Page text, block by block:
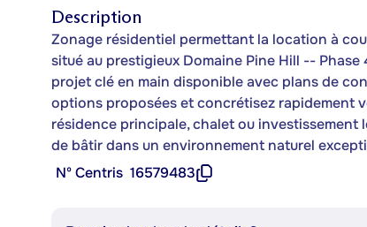
Description
Zonage résidentiel permettant la location à
situé au prestigieux Domaine Pine Hill --
projet clé en main disponible avec plans de
options proposées et concrétisez rapidement
résidence principale, chalet ou
de bâtir dans un environnement naturel
Nº Centris 16579483